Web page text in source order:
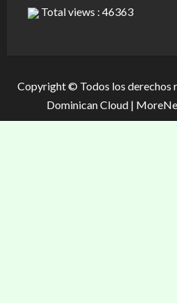
Total views : 46363
Copyright © Todos los derechos
Dominican Cloud |